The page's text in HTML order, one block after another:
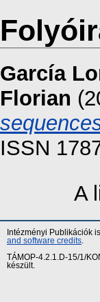
García
Florian
ISSN
A
Intézményi Publikációk
and software credits
TÁMOP-4.2.1.D-15/1/
készült.